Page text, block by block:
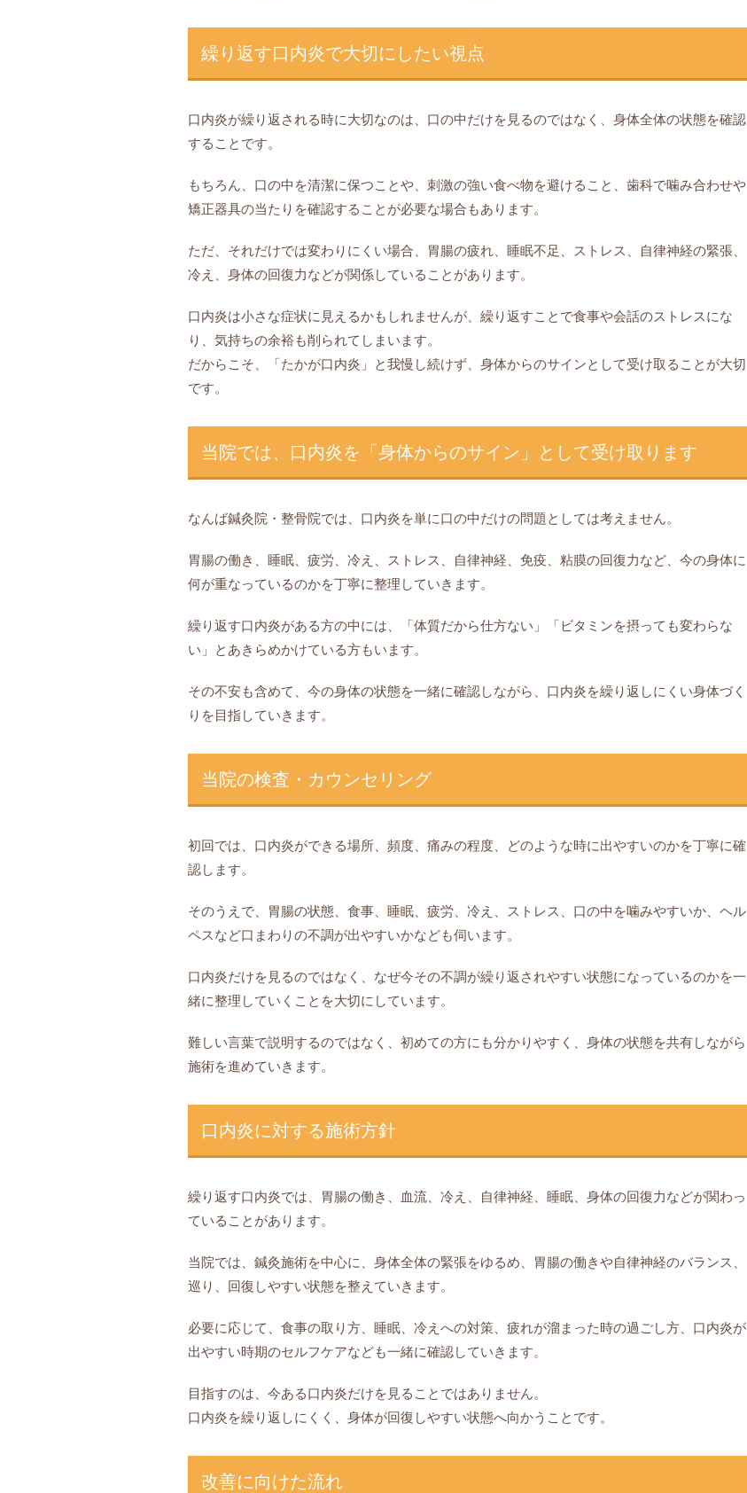
繰り返す口内炎で大切にしたい視点
口内炎が繰り返される時に大切なのは、口の中だけを見るのではなく、身体全体の状態を確認
することです。
もちろん、口の中を清潔に保つことや、刺激の強い食べ物を避けること、歯科で噛み合わせや
矯正器具の当たりを確認することが必要な場合もあります。
ただ、それだけでは変わりにくい場合、胃腸の疲れ、睡眠不足、ストレス、自律神経の緊張、
冷え、身体の回復力などが関係していることがあります。
口内炎は小さな症状に見えるかもしれませんが、繰り返すことで食事や会話のストレスにな
り、気持ちの余裕も削られてしまいます。
だからこそ、「たかが口内炎」と我慢し続けず、身体からのサインとして受け取ることが大切
です。
当院では、口内炎を「身体からのサイン」として受け取ります
なんば鍼灸院・整骨院では、口内炎を単に口の中だけの問題としては考えません。
胃腸の働き、睡眠、疲労、冷え、ストレス、自律神経、免疫、粘膜の回復力など、今の身体に
何が重なっているのかを丁寧に整理していきます。
繰り返す口内炎がある方の中には、「体質だから仕方ない」「ビタミンを摂っても変わらな
い」とあきらめかけている方もいます。
その不安も含めて、今の身体の状態を一緒に確認しながら、口内炎を繰り返しにくい身体づく
りを目指していきます。
当院の検査・カウンセリング
初回では、口内炎ができる場所、頻度、痛みの程度、どのような時に出やすいのかを丁寧に確
認します。
そのうえで、胃腸の状態、食事、睡眠、疲労、冷え、ストレス、口の中を噛みやすいか、ヘル
ペスなど口まわりの不調が出やすいかなども伺います。
口内炎だけを見るのではなく、なぜ今その不調が繰り返されやすい状態になっているのかを一
緒に整理していくことを大切にしています。
難しい言葉で説明するのではなく、初めての方にも分かりやすく、身体の状態を共有しながら
施術を進めていきます。
口内炎に対する施術方針
繰り返す口内炎では、胃腸の働き、血流、冷え、自律神経、睡眠、身体の回復力などが関わっ
ていることがあります。
当院では、鍼灸施術を中心に、身体全体の緊張をゆるめ、胃腸の働きや自律神経のバランス、
巡り、回復しやすい状態を整えていきます。
必要に応じて、食事の取り方、睡眠、冷えへの対策、疲れが溜まった時の過ごし方、口内炎が
出やすい時期のセルフケアなども一緒に確認していきます。
目指すのは、今ある口内炎だけを見ることではありません。
口内炎を繰り返しにくく、身体が回復しやすい状態へ向かうことです。
改善に向けた流れ